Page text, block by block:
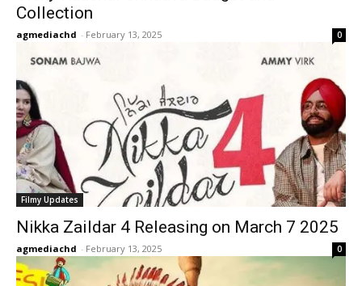
Collection
agmediachd - February 13, 2025 0
Filmy Updates
Nikka Zaildar 4 Releasing on March 7 2025
agmediachd - February 13, 2025 0